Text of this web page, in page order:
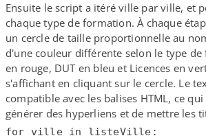
Ensuite le script a itéré ville par ville, et
chaque type de formation. À chaque
un cercle de taille proportionnelle au
d'une couleur différente selon le type
en rouge, DUT en bleu et Licences en
s'affichant en cliquant sur le cercle. Le
compatible avec les balises HTML, ce
générer des hyperliens et de mettre les
for ville in listeVille: